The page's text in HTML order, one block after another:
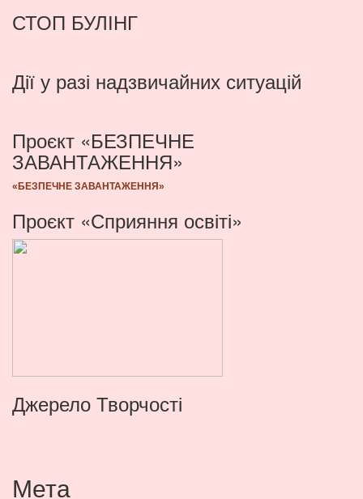
СТОП БУЛІНГ
Дії у разі надзвичайних ситуацій
Проєкт «БЕЗПЕЧНЕ
ЗАВАНТАЖЕННЯ»
«БЕЗПЕЧНЕ ЗАВАНТАЖЕННЯ»
Проєкт «Сприяння освіті»
Джерело Творчості
Мета